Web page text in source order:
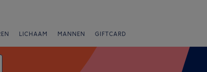
LICHAAM MANNEN GIFTCARD